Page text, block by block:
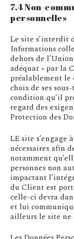
7.4 Non-
personnelles
Le site s’interdit
Informations
dehors de
adéquat » par la
préalablement
choix de ses
condition qu’il
regard des
Protection des
LE site s’engage
nécessaires afin
notamment
personnes non
impactant
du Client est
celle-ci devra
et lui
ailleurs le site ne